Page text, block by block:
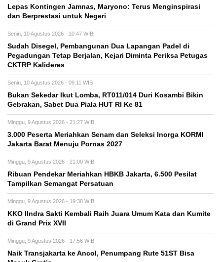
Lepas Kontingen Jamnas, Maryono: Terus Menginspirasi
dan Berprestasi untuk Negeri
Senin, 10 Agustus 2026 - 10:47 WIB
Sudah Disegel, Pembangunan Dua Lapangan Padel di
Pegadungan Tetap Berjalan, Kejari Diminta Periksa Petugas
CKTRP Kalideres
Senin, 10 Agustus 2026 - 09:11 WIB
Bukan Sekedar Ikut Lomba, RT011/014 Duri Kosambi Bikin
Gebrakan, Sabet Dua Piala HUT RI Ke 81
Minggu, 9 Agustus 2026 - 21:27 WIB
3.000 Peserta Meriahkan Senam dan Seleksi Inorga KORMI
Jakarta Barat Menuju Pornas 2027
Minggu, 9 Agustus 2026 - 21:00 WIB
Ribuan Pendekar Meriahkan HBKB Jakarta, 6.500 Pesilat
Tampilkan Semangat Persatuan
Minggu, 9 Agustus 2026 - 19:38 WIB
KKO IIndra Sakti Kembali Raih Juara Umum Kata dan Kumite
di Grand Prix XVII
Minggu, 9 Agustus 2026 - 17:56 WIB
Naik Transjakarta ke Ancol, Penumpang Rute 51ST Bisa